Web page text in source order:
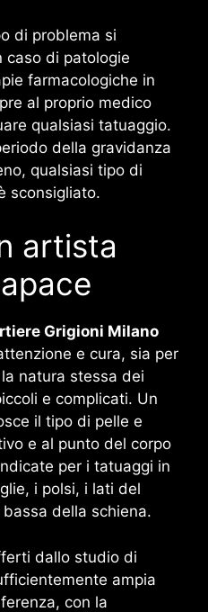
di problema si
caso di patologie
farmacologiche in
al proprio medico
qualsiasi tatuaggio.
della gravidanza
qualsiasi tipo di
sconsigliato.
artista
Grigioni Milano
e cura, sia per
natura stessa dei
e complicati. Un
il tipo di pelle e
e al punto del corpo
per i tatuaggi in
i polsi, i lati del
della schiena.
dallo studio di
ampia
con la